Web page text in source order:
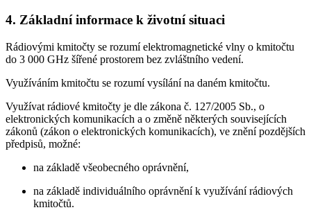
4. Základní informace k životní situaci
Rádiovými kmitočty se rozumí elektromagnetické vlny o kmitočtu
do 3 000 GHz šířené prostorem bez zvláštního vedení.
Využíváním kmitočtu se rozumí vysílání na daném kmitočtu.
Využívat rádiové kmitočty je dle zákona č. 127/2005 Sb., o
elektronických komunikacích a o změně některých souvisejících
zákonů (zákon o elektronických komunikacích), ve znění pozdějších
předpisů, možné:
na základě všeobecného oprávnění,
na základě individuálního oprávnění k využívání rádiových
kmitočtů.